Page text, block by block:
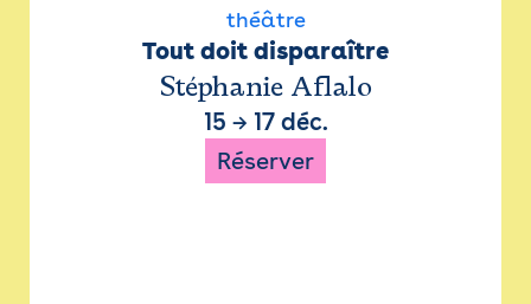
théâtre
Tout doit disparaître
Stéphanie Aflalo
15 → 17 déc.
Réserver